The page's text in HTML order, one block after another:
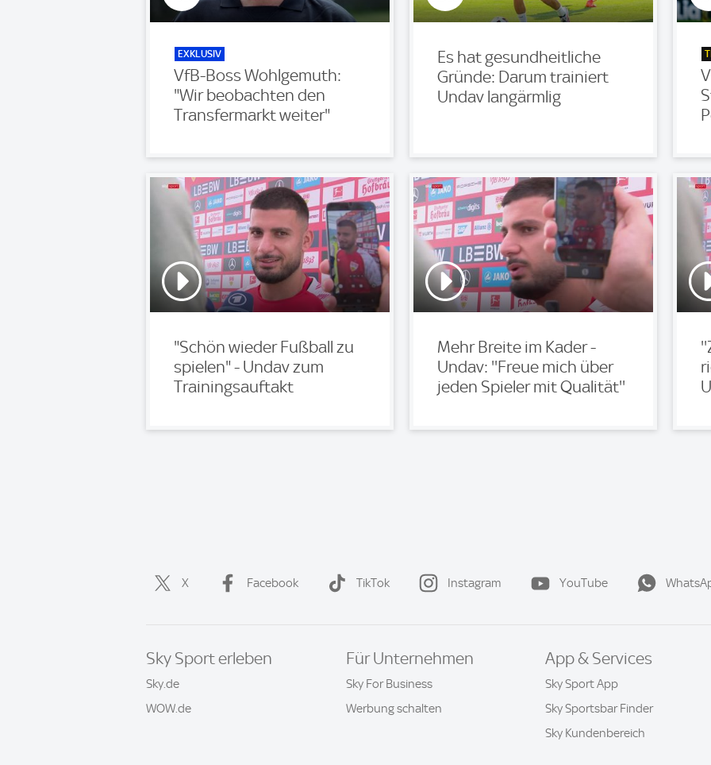
EXKLUSIV
VfB-Boss Wohlgemuth:
"Wir beobachten den
Transfermarkt weiter"
Es hat gesundheitliche
Gründe: Darum trainiert
Undav langärmlig
"Schön wieder Fußball zu
spielen" - Undav zum
Trainingsauftakt
Mehr Breite im Kader -
Undav: ''Freue mich über
jeden Spieler mit Qualität''
X Facebook TikTok Instagram YouTube
Sky Sport erleben
Sky.de
WOW.de
Für Unternehmen
Sky For Business
Werbung schalten
App & Services
Sky Sport App
Sky Sportsbar Finder
Sky Kundenbereich